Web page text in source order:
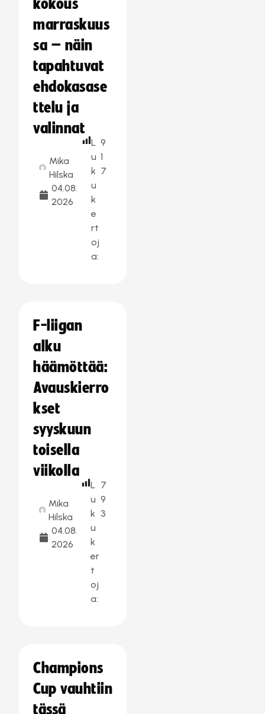
kokous
marraskuus
sa – näin
tapahtuvat
ehdokasase
ttelu ja
valinnat
Mika
Hilska
04.08.
2026
L
u
k
u
k
e
rt
oj
a:
9
1
7
F-liigan
alku
häämöttää:
Avauskierro
kset
syyskuun
toisella
viikolla
Mika
Hilska
04.08.
2026
L
u
k
u
k
er
t
oj
a:
7
9
3
Champions
Cup vauhtiin
tässä